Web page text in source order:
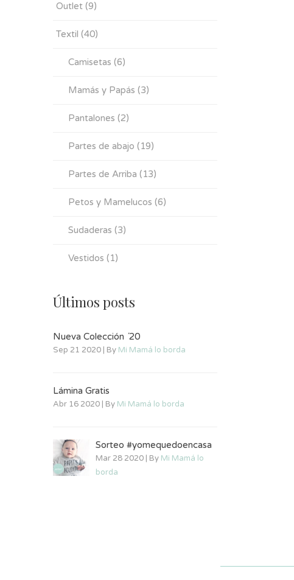
Outlet (9)
Textil (40)
Camisetas (6)
Mamás y Papás (3)
Pantalones (2)
Partes de abajo (19)
Partes de Arriba (13)
Petos y Mamelucos (6)
Sudaderas (3)
Vestidos (1)
Últimos posts
Nueva Colección ´20
Sep 21 2020 | By Mi Mamá lo borda
Lámina Gratis
Abr 16 2020 | By Mi Mamá lo borda
Sorteo #yomequedoencasa
Mar 28 2020 | By Mi Mamá lo
borda